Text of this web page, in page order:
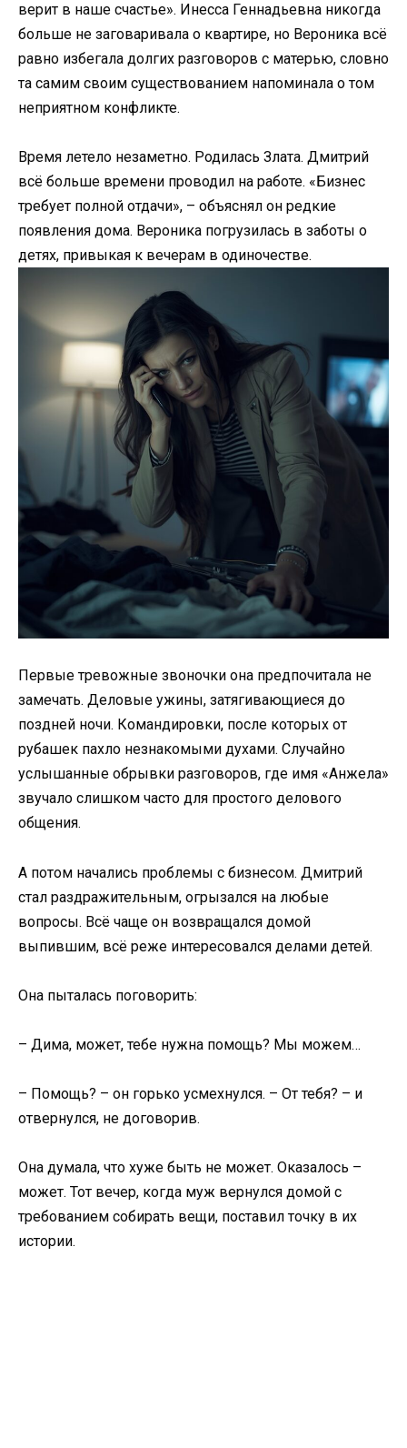
верит в наше счастье». Инесса Геннадьевна никогда
больше не заговаривала о квартире, но Вероника всё
равно избегала долгих разговоров с матерью, словно
та самим своим существованием напоминала о том
неприятном конфликте.
Время летело незаметно. Родилась Злата. Дмитрий
всё больше времени проводил на работе. «Бизнес
требует полной отдачи», – объяснял он редкие
появления дома. Вероника погрузилась в заботы о
детях, привыкая к вечерам в одиночестве.
Первые тревожные звоночки она предпочитала не
замечать. Деловые ужины, затягивающиеся до
поздней ночи. Командировки, после которых от
рубашек пахло незнакомыми духами. Случайно
услышанные обрывки разговоров, где имя «Анжела»
звучало слишком часто для простого делового
общения.
А потом начались проблемы с бизнесом. Дмитрий
стал раздражительным, огрызался на любые
вопросы. Всё чаще он возвращался домой
выпившим, всё реже интересовался делами детей.
Она пыталась поговорить:
– Дима, может, тебе нужна помощь? Мы можем…
– Помощь? – он горько усмехнулся. – От тебя? – и
отвернулся, не договорив.
Она думала, что хуже быть не может. Оказалось –
может. Тот вечер, когда муж вернулся домой с
требованием собирать вещи, поставил точку в их
истории.